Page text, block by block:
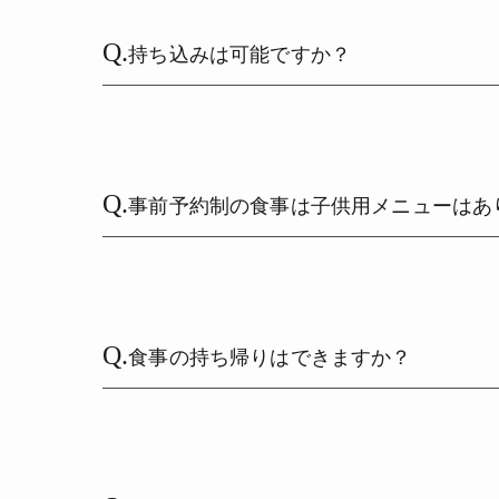
Q.持ち込みは可能ですか？
Q.事前予約制の食事は子供用メニューはあ
Q.食事の持ち帰りはできますか？